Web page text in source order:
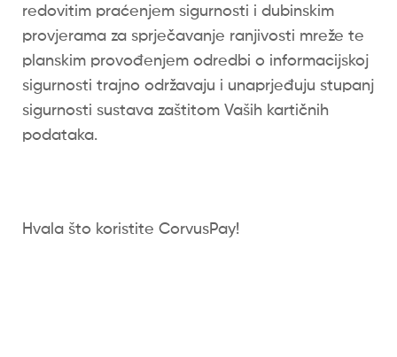
redovitim praćenjem sigurnosti i dubinskim
provjerama za sprječavanje ranjivosti mreže te
planskim provođenjem odredbi o informacijskoj
sigurnosti trajno održavaju i unaprjeđuju stupanj
sigurnosti sustava zaštitom Vaših kartičnih
podataka.
Hvala što koristite CorvusPay!